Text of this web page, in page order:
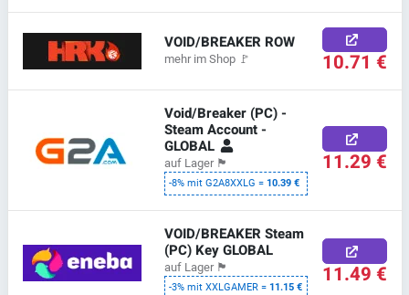
VOID/BREAKER ROW
mehr im Shop 🚩 10.71 €
Void/Breaker (PC) -
Steam Account -
GLOBAL
auf Lager 🏴
-8% mit G2A8XXLG =10.39 €
11.29 €
VOID/BREAKER Steam
(PC) Key GLOBAL
auf Lager 🏴
-3% mit XXLGAMER =11.15 € 11.49 €